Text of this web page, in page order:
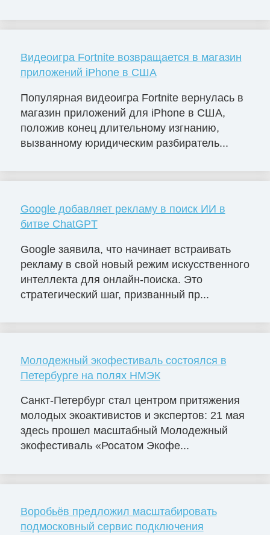
Видеоигра Fortnite возвращается в магазин
приложений iPhone в США
Популярная видеоигра Fortnite вернулась в
магазин приложений для iPhone в США,
положив конец длительному изгнанию,
вызванному юридическим разбиратель...
Google добавляет рекламу в поиск ИИ в
битве ChatGPT
Google заявила, что начинает встраивать
рекламу в свой новый режим искусственного
интеллекта для онлайн-поиска. Это
стратегический шаг, призванный пр...
Молодежный экофестиваль состоялся в
Петербурге на полях НМЭК
Санкт-Петербург стал центром притяжения
молодых экоактивистов и экспертов: 21 мая
здесь прошел масштабный Молодежный
экофестиваль «Росатом Экофе...
Воробьёв предложил масштабировать
подмосковный сервис подключения